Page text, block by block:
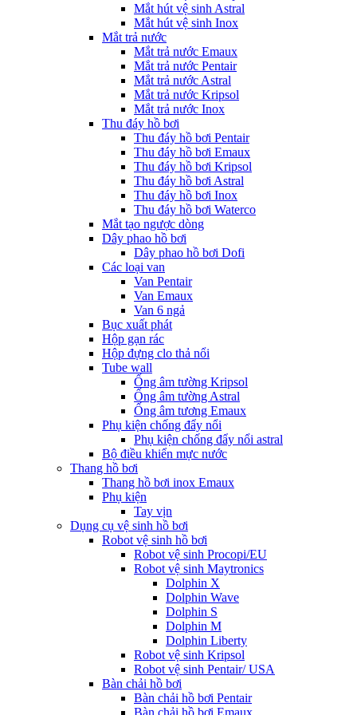
Mắt hút vệ sinh Astral
Mắt hút vệ sinh Inox
Mắt trả nước
Mắt trả nước Emaux
Mắt trả nước Pentair
Mắt trả nước Astral
Mắt trả nước Kripsol
Mắt trả nước Inox
Thu đáy hồ bơi
Thu đáy hồ bơi Pentair
Thu đáy hồ bơi Emaux
Thu đáy hồ bơi Kripsol
Thu đáy hồ bơi Astral
Thu đáy hồ bơi Inox
Thu đáy hồ bơi Waterco
Mắt tạo ngược dòng
Dây phao hồ bơi
Dây phao hồ bơi Dofi
Các loại van
Van Pentair
Van Emaux
Van 6 ngả
Bục xuất phát
Hộp gạn rác
Hộp đựng clo thả nổi
Tube wall
Ống âm tường Kripsol
Ống âm tường Astral
Ống âm tương Emaux
Phụ kiện chống đẩy nổi
Phụ kiện chống đẩy nổi astral
Bộ điều khiển mực nước
Thang hồ bơi
Thang hồ bơi inox Emaux
Phụ kiện
Tay vịn
Dụng cụ vệ sinh hồ bơi
Robot vệ sinh hồ bơi
Robot vệ sinh Procopi/EU
Robot vệ sinh Maytronics
Dolphin X
Dolphin Wave
Dolphin S
Dolphin M
Dolphin Liberty
Robot vệ sinh Kripsol
Robot vệ sinh Pentair/ USA
Bàn chải hồ bơi
Bàn chải hồ bơi Pentair
Bàn chải hồ bơi Emaux